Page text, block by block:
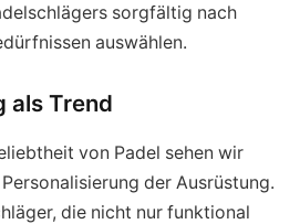
sorgfältig nach
auswählen.
als Trend
von Padel sehen wir
der Ausrüstung.
die nicht nur funktional